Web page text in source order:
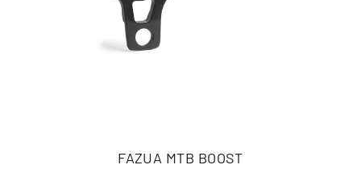
FAZUA MTB BOOST